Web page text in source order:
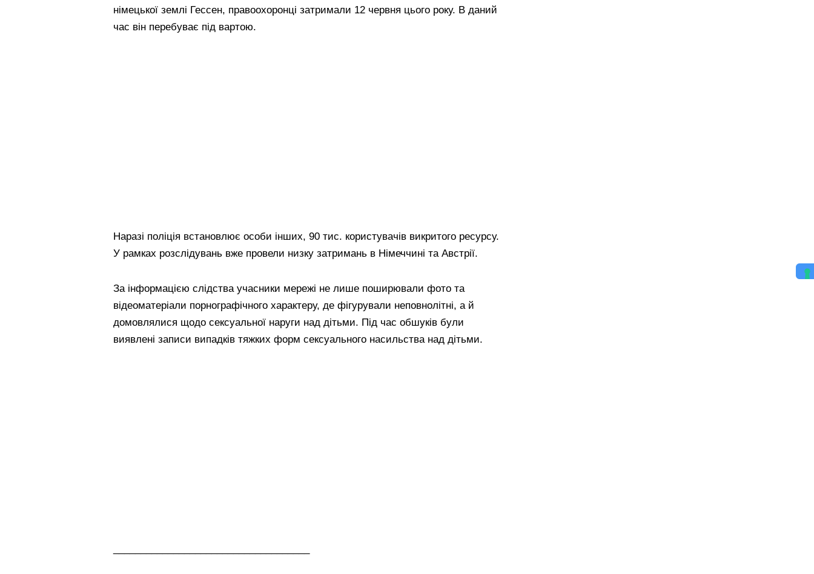
німецької землі Гессен, правоохоронці затримали 12 червня цього року. В даний
час він перебуває під вартою.
Наразі поліція встановлює особи інших, 90 тис. користувачів викритого ресурсу.
У рамках розслідувань вже провели низку затримань в Німеччині та Австрії.
За інформацією слідства учасники мережі не лише поширювали фото та
відеоматеріали порнографічного характеру, де фігурували неповнолітні, а й
домовлялися щодо сексуальної наруги над дітьми. Під час обшуків були
виявлені записи випадків тяжких форм сексуального насильства над дітьми.